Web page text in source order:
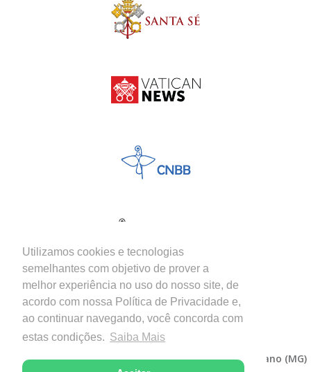
Utilizamos cookies e tecnologias
semelhantes com objetivo de prover a
melhor experiência no uso do nosso site, de
acordo com nossa Política de Privacidade e,
ao continuar navegando, você concorda com
estas condições. Saiba Mais
Copyright © 2026 - Diocese de Itabira-Coronel Fabriciano (MG)